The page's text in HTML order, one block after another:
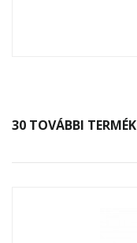
30 TOVÁBBI